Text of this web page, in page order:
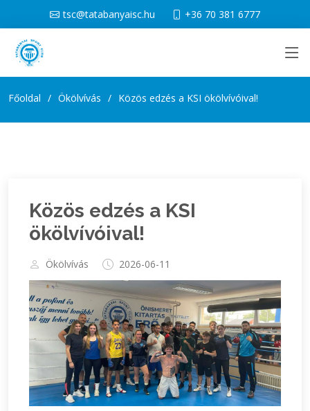
tsc@tatabanyaisc.hu +36 70 381 6777
Főoldal Ökölvívás Közös edzés a KSI ökölvívóival!
Közös edzés a KSI
ökölvívóival!
Ökölvívás 2026-06-11